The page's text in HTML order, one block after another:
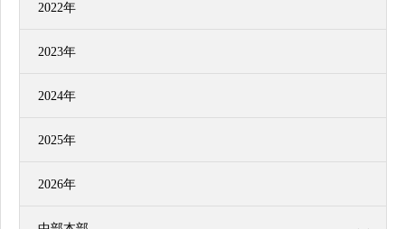
2022年
2023年
2024年
2025年
2026年